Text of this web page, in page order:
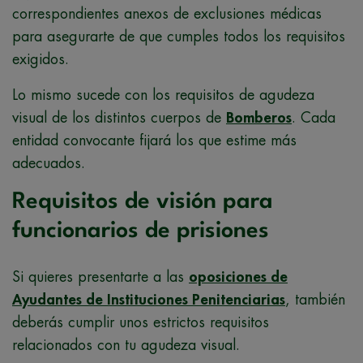
correspondientes anexos de exclusiones médicas
para asegurarte de que cumples todos los requisitos
exigidos.
Lo mismo sucede con los requisitos de agudeza
visual de los distintos cuerpos de Bomberos. Cada
entidad convocante fijará los que estime más
adecuados.
Requisitos de visión para
funcionarios de prisiones
Si quieres presentarte a las oposiciones de
Ayudantes de Instituciones Penitenciarias, también
deberás cumplir unos estrictos requisitos
relacionados con tu agudeza visual.